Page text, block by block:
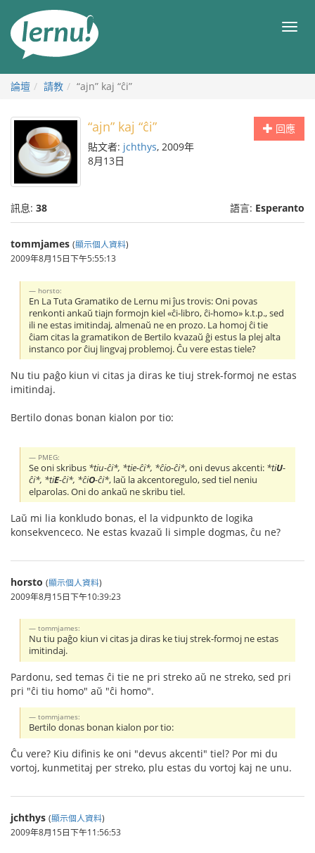
目
論壇 請教 “ajn” kaj “ĉi”
回應
“ajn” kaj “ĉi”
貼文者: jchthys, 2009年
8月13日
訊息: 38 語言: Esperanto
tommjames (顯示個人資料)
2009年8月15日下午5:55:13
horsto:
En La Tuta Gramatiko de Lernu mi ĵus trovis: Oni povas
renkonti ankaŭ tiajn formojn kiel «ĉi-libro, ĉi-homo» k.t.p., sed
ili ne estas imitindaj, almenaŭ ne en prozo. La homoj ĉi tie
ĉiam citas la gramatikon de Bertilo kvazaŭ ĝi estus la plej alta
instanco por ĉiuj lingvaj problemoj. Ĉu vere estas tiele?
Nu tiu paĝo kiun vi citas ja diras ke tiuj strek-formoj ne estas
imitindaj.
Bertilo donas bonan kialon por tio:
PMEG:
Se oni skribus *tiu-ĉi*, *tie-ĉi*, *ĉio-ĉi*, oni devus akcenti: *tiU-
ĉi*, *tiE-ĉi*, *ĉiO-ĉi*, laŭ la akcentoregulo, sed tiel neniu
elparolas. Oni do ankaŭ ne skribu tiel.
Laŭ mi lia konkludo bonas, el la vidpunkto de logika
konsekvenceco. Ne estas kvazaŭ li simple dogmas, ĉu ne?
horsto (顯示個人資料)
2009年8月15日下午10:39:23
tommjames:
Nu tiu paĝo kiun vi citas ja diras ke tiuj strek-formoj ne estas
imitindaj.
Pardonu, sed temas ĉi tie ne pri streko aŭ ne streko, sed pri
pri "ĉi tiu homo" aŭ "ĉi homo".
tommjames:
Bertilo donas bonan kialon por tio:
Ĉu vere? Kiu difinis ke oni "devus akcenti" tiel? Por mi du
vortoj, kunmetitaj per streko, plu estas du vortoj kaj ne unu.
jchthys (顯示個人資料)
2009年8月15日下午11:56:53